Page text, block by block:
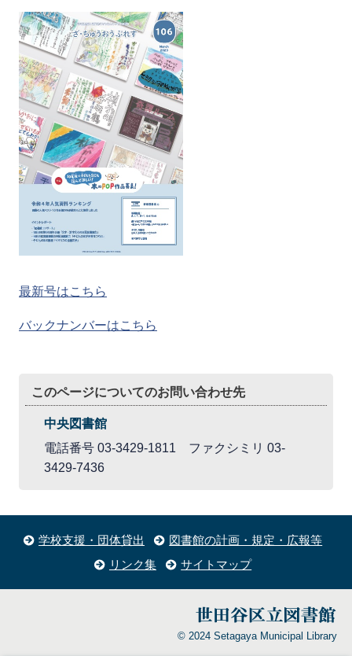
最新号はこちら
バックナンバーはこちら
このページについてのお問い合わせ先
中央図書館
電話番号 03-3429-1811 ファクシミリ 03-
3429-7436
学校支援・団体貸出
図書館の計画・規定・広報等
リンク集
サイトマップ
© 2024 Setagaya Municipal Library